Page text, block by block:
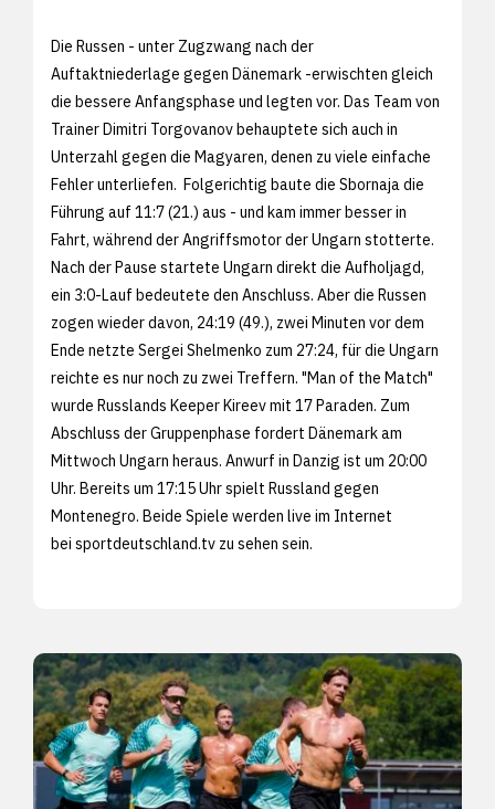
Die Russen - unter Zugzwang nach der
Auftaktniederlage gegen Dänemark -erwischten gleich
die bessere Anfangsphase und legten vor. Das Team von
Trainer Dimitri Torgovanov behauptete sich auch in
Unterzahl gegen die Magyaren, denen zu viele einfache
Fehler unterliefen. Folgerichtig baute die Sbornaja die
Führung auf 11:7 (21.) aus - und kam immer besser in
Fahrt, während der Angriffsmotor der Ungarn stotterte.
Nach der Pause startete Ungarn direkt die Aufholjagd,
ein 3:0-Lauf bedeutete den Anschluss. Aber die Russen
zogen wieder davon, 24:19 (49.), zwei Minuten vor dem
Ende netzte Sergei Shelmenko zum 27:24, für die Ungarn
reichte es nur noch zu zwei Treffern. "Man of the Match"
wurde Russlands Keeper Kireev mit 17 Paraden. Zum
Abschluss der Gruppenphase fordert Dänemark am
Mittwoch Ungarn heraus. Anwurf in Danzig ist um 20:00
Uhr. Bereits um 17:15 Uhr spielt Russland gegen
Montenegro. Beide Spiele werden live im Internet
bei sportdeutschland.tv zu sehen sein.